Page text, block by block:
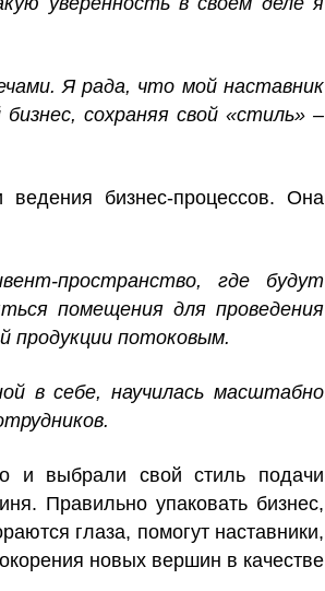
Я рада, что мой наставник
сохраняя свой «стиль» –
бизнес-процессов. Она
пространство, где будут
помещения для проведения
продукции потоковым.
в себе, научилась масштабно
и выбрали свой стиль подачи
Правильно упаковать бизнес,
глаза, помогут наставники,
новых вершин в качестве